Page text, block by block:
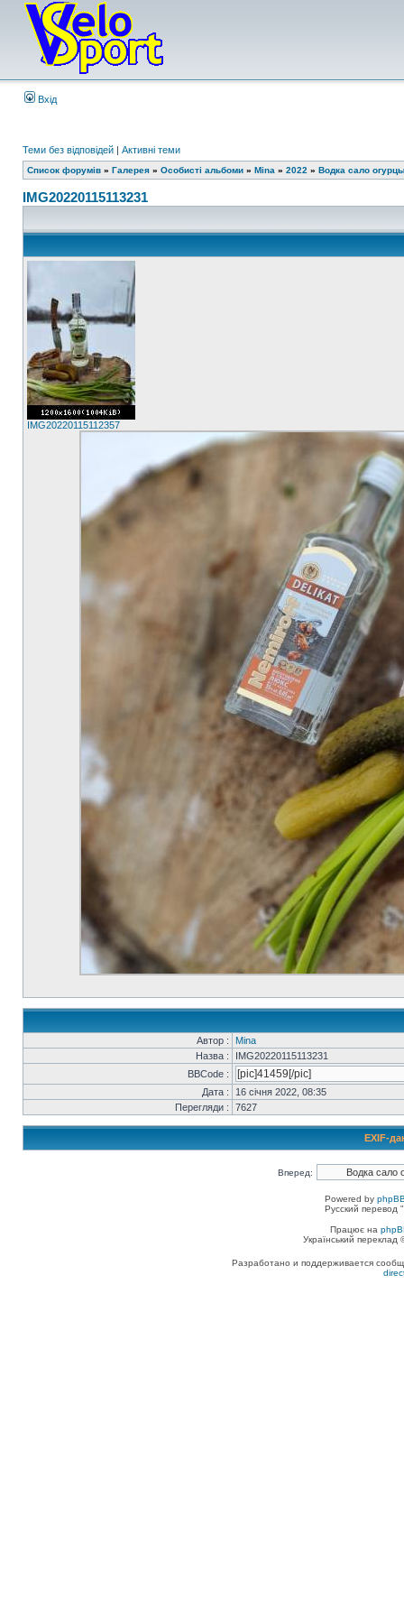
Вхід
Теми без відповідей | Активні теми
Список форумів » Галерея » Особисті альбоми » Mina » 2022 » Водка сало
IMG20220115113231
IMG20220115112357
Автор :
Mina
Назва :
IMG20220115113231
BBCode :
Дата :
16 січня 2022, 08:35
Перегляди :
7627
EXIF-
Вперед:
Powered by
Русский перевод
Працює на
Український
Разработано и поддерживается